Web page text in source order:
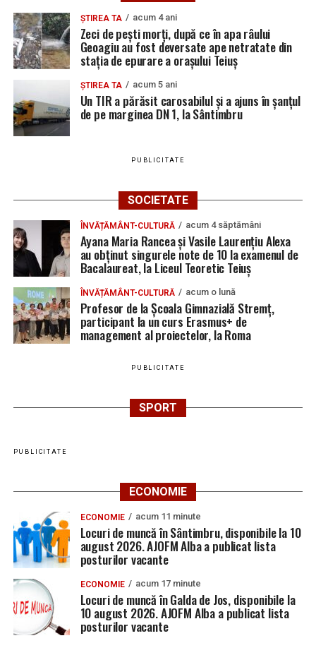
ȘTIREA TA acum 4 ani
Zeci de pești morți, după ce în apa râului
Geoagiu au fost deversate ape netratate din
stația de epurare a orașului Teiuș
ȘTIREA TA acum 5 ani
Un TIR a părăsit carosabilul și a ajuns în șanțul
de pe marginea DN 1, la Sântimbru
PUBLICITATE
SOCIETATE
ÎNVĂȚĂMÂNT-CULTURĂ acum 4 săptămâni
Ayana Maria Rancea și Vasile Laurențiu Alexa
au obținut singurele note de 10 la examenul de
Bacalaureat, la Liceul Teoretic Teiuș
ÎNVĂȚĂMÂNT-CULTURĂ acum o lună
Profesor de la Școala Gimnazială Stremț,
participant la un curs Erasmus+ de
management al proiectelor, la Roma
PUBLICITATE
SPORT
PUBLICITATE
ECONOMIE
ECONOMIE acum 11 minute
Locuri de muncă în Sântimbru, disponibile la 10
august 2026. AJOFM Alba a publicat lista
posturilor vacante
ECONOMIE acum 17 minute
Locuri de muncă în Galda de Jos, disponibile la
10 august 2026. AJOFM Alba a publicat lista
posturilor vacante